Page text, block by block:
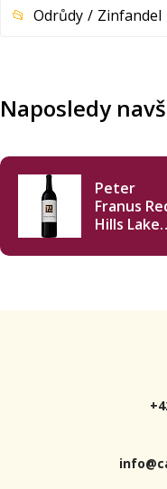
Odrůdy Zinfandel
Naposledy
Peter
Franus
Hills Lake
Zinfandel